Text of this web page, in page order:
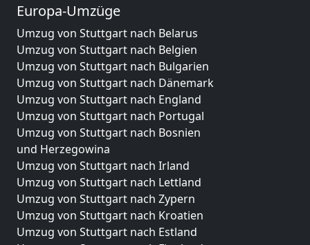
Europa-Umzüge
Umzug von Stuttgart nach Belarus
Umzug von Stuttgart nach Belgien
Umzug von Stuttgart nach Bulgarien
Umzug von Stuttgart nach Dänemark
Umzug von Stuttgart nach England
Umzug von Stuttgart nach Portugal
Umzug von Stuttgart nach Bosnien
und Herzegowina
Umzug von Stuttgart nach Irland
Umzug von Stuttgart nach Lettland
Umzug von Stuttgart nach Zypern
Umzug von Stuttgart nach Kroatien
Umzug von Stuttgart nach Estland